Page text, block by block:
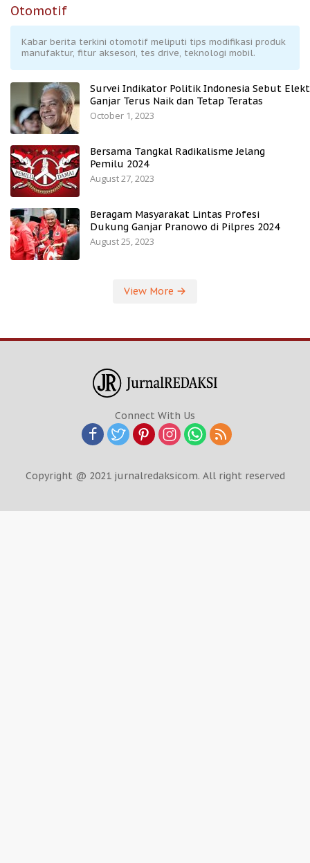
Otomotif
Kabar berita terkini otomotif meliputi tips modifikasi produk
manufaktur, fitur aksesori, tes drive, teknologi mobil.
Survei Indikator Politik Indonesia Sebut
Ganjar Terus Naik dan Tetap Teratas
October 1, 2023
Bersama Tangkal Radikalisme Jelang
Pemilu 2024
August 27, 2023
Beragam Masyarakat Lintas Profesi
Dukung Ganjar Pranowo di Pilpres 2024
August 25, 2023
View More
Connect With Us
Copyright @ 2021 jurnalredaksicom. All right reserved